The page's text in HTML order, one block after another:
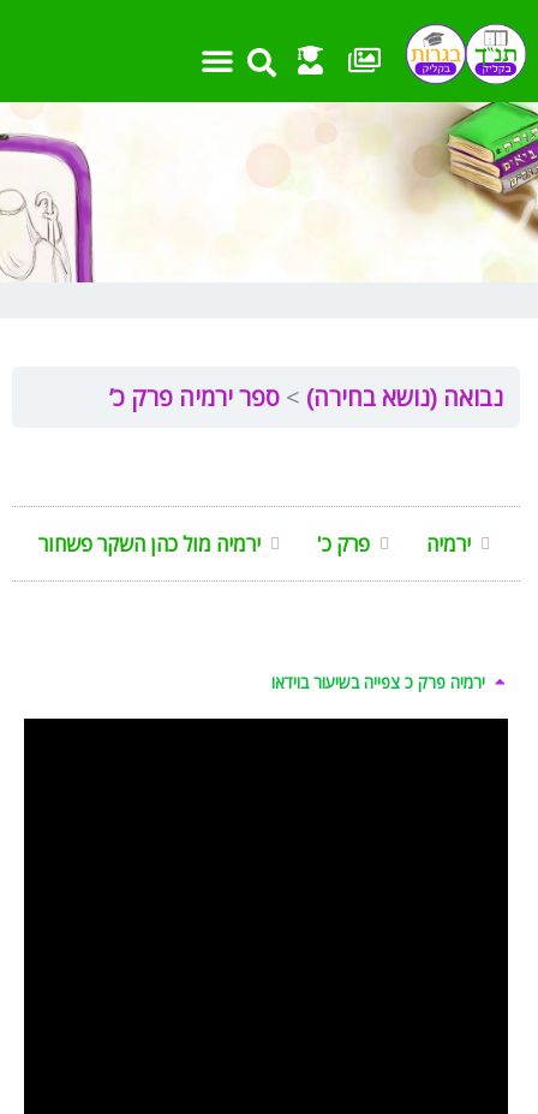
לתוכן
נבואה (נושא בחירה) ספר ירמיה פרק כ’
ירמיה פרק כ' ירמיה מול כהן השקר פשחור
ירמיה פרק כ צפייה בשיעור בוידאו